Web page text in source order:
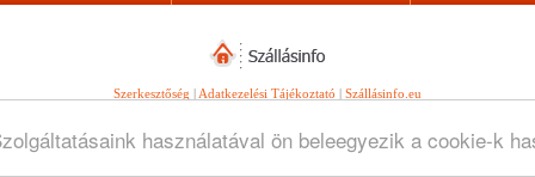
használatával ön beleegyezik a cookie-k
Szerkesztőség | Adatkezelési Tájékoztató | Szállásinfo.eu
Minden jog fenntartva.